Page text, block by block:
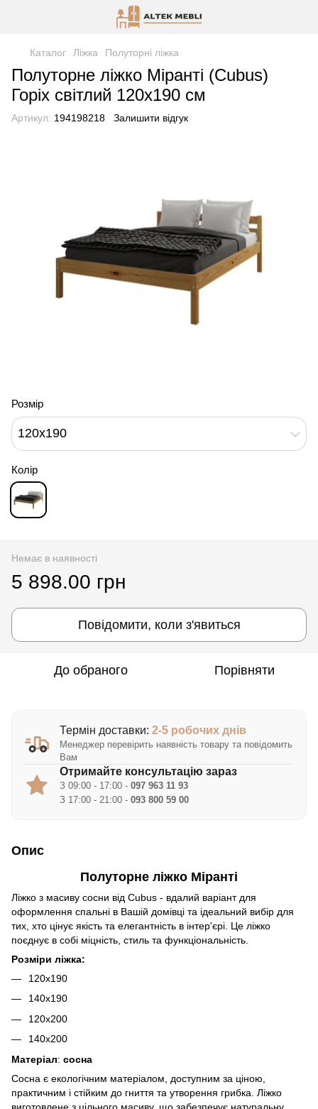
Каталог Ліжка Полуторні ліжка
Полуторне ліжко Міранті (Cubus)
Горіх світлий 120х190 см
Артикул: 194198218 Залишити відгук
Розмір
120x190
Колір
Немає в наявності
5 898.00 грн
Повідомити, коли з'явиться
До обраного Порівняти
Термін доставки: 2-5 робочих днів
Менеджер перевірить наявність товару та повідомить
Вам
Отримайте консультацію зараз
З 09:00 - 17:00 - 097 963 11 93
З 17:00 - 21:00 - 093 800 59 00
Опис
Полуторне ліжко Міранті
Ліжко з масиву сосни від Cubus - вдалий варіант для
оформлення спальні в Вашій домівці та ідеальний вибір для
тих, хто цінує якість та елегантність в інтер'єрі. Це ліжко
поєднує в собі міцність, стиль та функціональність.
Розміри ліжка:
120х190
140х190
120х200
140х200
Матеріал: сосна
Сосна є екологічним матеріалом, доступним за ціною,
практичним і стійким до гниття та утворення грибка. Ліжко
виготовлене з цільного масиву, що забезпечує натуральну